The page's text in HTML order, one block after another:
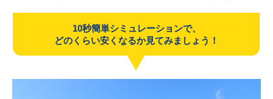
10秒簡単シミュレーションで、
どのくらい安くなるか見てみましょう！